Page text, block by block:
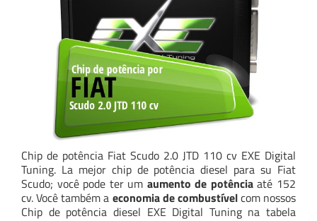
Chip de potência Fiat Scudo 2.0 JTD 110 cv EXE Digital
Tuning. La mejor chip de potência diesel para su Fiat
Scudo; você pode ter um aumento de potênciaaté 152
cv. Você também a economia de combustívelcom nossos
Chip de potência diesel EXE Digital Tuning na tabela